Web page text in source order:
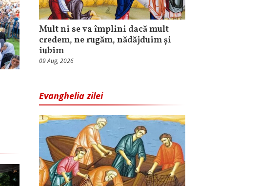
Mult ni se va împlini dacă mult
credem, ne rugăm, nădăjduim și
iubim
09 Aug, 2026
Evanghelia zilei